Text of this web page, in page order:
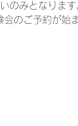
のみとなります
のご予約が始